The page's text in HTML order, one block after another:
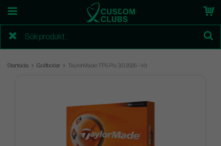
Startsida Golfbollar TaylorMade TP5 Pix 3.0 2026 - Vit